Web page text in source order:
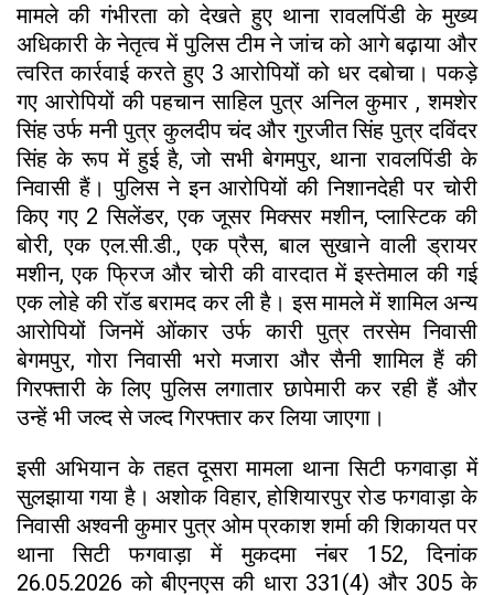
मामले की गंभीरता को देखते हुए थाना रावलपिंडी के मुख्य
अधिकारी के नेतृत्व में पुलिस टीम ने जांच को आगे बढ़ाया और
त्वरित कार्रवाई करते हुए 3 आरोपियों को धर दबोचा। पकड़े
गए आरोपियों की पहचान साहिल पुत्र अनिल कुमार , शमशेर
सिंह उर्फ मनी पुत्र कुलदीप चंद और गुरजीत सिंह पुत्र दविंदर
सिंह के रूप में हुई है, जो सभी बेगमपुर, थाना रावलपिंडी के
निवासी हैं। पुलिस ने इन आरोपियों की निशानदेही पर चोरी
किए गए 2 सिलेंडर, एक जूसर मिक्सर मशीन, प्लास्टिक की
बोरी, एक एल.सी.डी., एक प्रैस, बाल सुखाने वाली ड्रायर
मशीन, एक फ्रिज और चोरी की वारदात में इस्तेमाल की गई
एक लोहे की रॉड बरामद कर ली है। इस मामले में शामिल अन्य
आरोपियों जिनमें ओंकार उर्फ कारी पुत्र तरसेम निवासी
बेगमपुर, गोरा निवासी भरो मजारा और सैनी शामिल हैं की
गिरफ्तारी के लिए पुलिस लगातार छापेमारी कर रही हैं और
उन्हें भी जल्द से जल्द गिरफ्तार कर लिया जाएगा।
इसी अभियान के तहत दूसरा मामला थाना सिटी फगवाड़ा में
सुलझाया गया है। अशोक विहार, होशियारपुर रोड फगवाड़ा के
निवासी अश्वनी कुमार पुत्र ओम प्रकाश शर्मा की शिकायत पर
थाना सिटी फगवाड़ा में मुकदमा नंबर 152, दिनांक
26.05.2026 को बीएनएस की धारा 331(4) और 305 के